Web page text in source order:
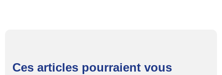
Ces articles pourraient vous